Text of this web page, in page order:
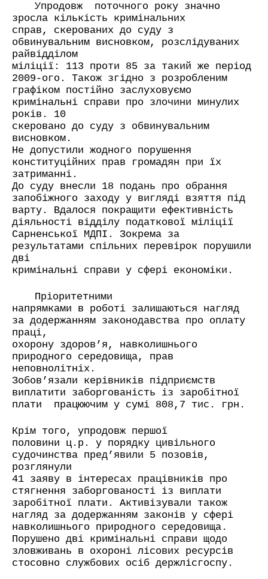
Упродовж
поточного року значно
зросла кількість кримінальних
справ, скерованих до суду з
обвинувальним висновком, розслідуваних
райвідділом
міліції: 113 проти 85 за такий же період
2009-ого. Також згідно з розробленим
графіком постійно заслуховуємо
кримінальні справи про злочини минулих
років. 10
скеровано до суду з обвинувальним
висновком.
Не допустили жодного порушення
конституційних прав громадян при їх
затриманні.
До суду внесли 18 подань про обрання
запобіжного заходу у вигляді взяття під
варту. Вдалося покращити ефективність
діяльності відділу податкової міліції
Сарненської МДПІ. Зокрема за
результатами спільних перевірок порушили
дві
кримінальні справи у сфері економіки.
Пріоритетними
напрямками в роботі залишаються нагляд
за додержанням законодавства про оплату
праці,
охорону здоров’я, навколишнього
природного середовища, прав
неповнолітніх.
Зобов’язали керівників підприємств
виплатити заборгованість із заробітної
плати
працюючим у сумі 808,7 тис. грн.
Крім того, упродовж першої
половини ц.р. у порядку цивільного
судочинства пред’явили 5 позовів,
розглянули
41 заяву в інтересах працівників про
стягнення заборгованості із виплати
заробітної плати. Активізували також
нагляд за додержанням законів у сфері
навколишнього природного середовища.
Порушено дві кримінальні справи щодо
зловживань в охороні лісових ресурсів
стосовно службових осіб держлісгоспу.